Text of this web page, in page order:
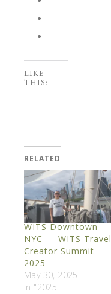
LIKE
THIS:
RELATED
WITS Downtown
NYC — WITS Travel
Creator Summit
2025
May 30, 2025
In "2025"